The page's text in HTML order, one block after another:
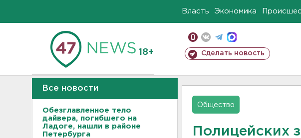
Власть Экономика
18+ Сделать новость
Все новости
Обезглавленное тело
дайвера, погибшего на
Ладоге, нашли в районе
Петербурга
Общество
Полицейских